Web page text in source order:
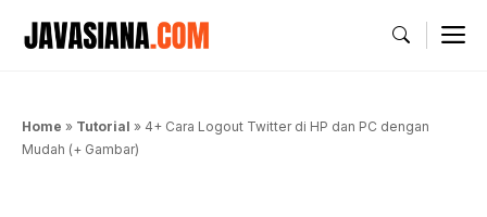
Home » Tutorial » 4+ Cara Logout Twitter di HP dan PC dengan
Mudah (+ Gambar)